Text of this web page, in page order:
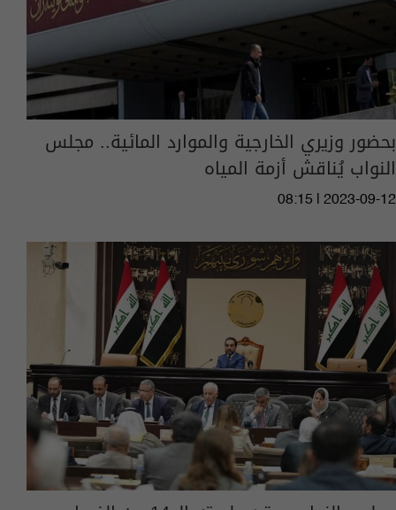
بحضور وزيري الخارجية والموارد المائية.. مجلس
النواب يُناقش أزمة المياه
08:15 | 2023-09-12